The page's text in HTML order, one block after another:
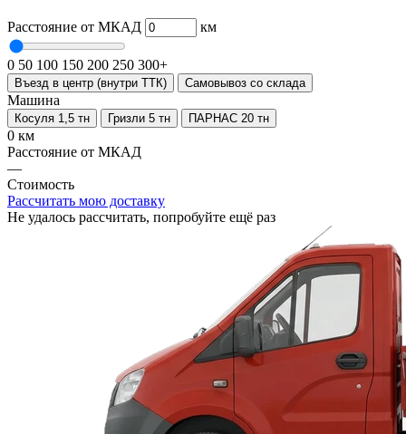
Расстояние от МКАД км
0 50 100 150 200 250 300+
Въезд в центр (внутри ТТК) Самовывоз со склада
Машина
Косуля 1,5 тн Гризли 5 тн ПАРНАС 20 тн
0 км
Расстояние от МКАД
—
Стоимость
Рассчитать мою доставку
Не удалось рассчитать, попробуйте ещё раз